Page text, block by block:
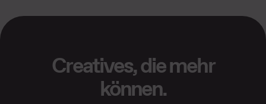
Creatives, die mehr
können.